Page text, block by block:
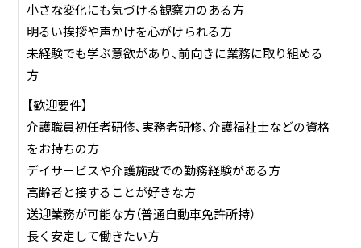
小さな変化にも気づける観察力のある方
明るい挨拶や声かけを心がけられる方
未経験でも学ぶ意欲があり、前向きに業務に取り組める
方
【歓迎要件】
介護職員初任者研修、実務者研修、介護福祉士などの資格
をお持ちの方
デイサービスや介護施設での勤務経験がある方
高齢者と接することが好きな方
送迎業務が可能な方（普通自動車免許所持）
長く安定して働きたい方